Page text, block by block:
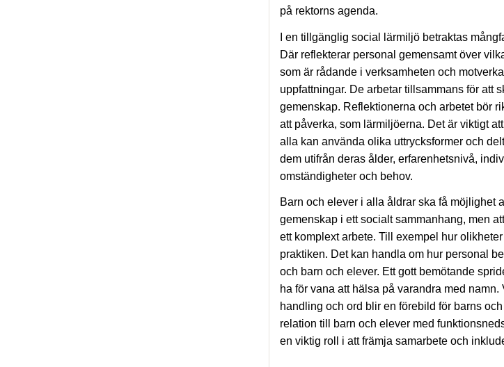
på rektorns agenda.
I en tillgänglig social lärmiljö betraktas
Där reflekterar personal gemensamt över
som är rådande i verksamheten och
uppfattningar. De arbetar tillsammans för att
gemenskap. Reflektionerna och arbetet bör
att påverka, som lärmiljöerna. Det är viktigt
alla kan använda olika uttrycksformer och
dem utifrån deras ålder, erfarenhetsnivå,
omständigheter och behov.
Barn och elever i alla åldrar ska få möjlighet
gemenskap i ett socialt sammanhang, men
ett komplext arbete. Till exempel hur
praktiken. Det kan handla om hur personal
och barn och elever. Ett gott bemötande
ha för vana att hälsa på varandra med namn.
handling och ord blir en förebild för barns
relation till barn och elever med
en viktig roll i att främja samarbete och